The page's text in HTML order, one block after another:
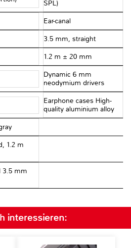
SPL)
Ear-canal
3.5 mm, straight
1.2 m ± 20 mm
Dynamic 6 mm
neodymium drivers
Earphone cases High-
quality aluminium alloy
1.2 m
3.5 mm
interessieren: